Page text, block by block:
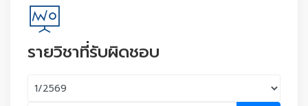
รายวิชาที่รับผิดชอบ